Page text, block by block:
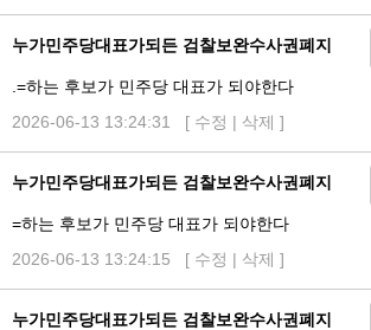
누가민주당대표가되든 검찰보완수사권폐지
.=하는 후보가 민주당 대표가 되야한다
2026-06-13 13:24:31 [ 수정 | 삭제 ]
누가민주당대표가되든 검찰보완수사권폐지
=하는 후보가 민주당 대표가 되야한다
2026-06-13 13:24:15 [ 수정 | 삭제 ]
누가민주당대표가되든 검찰보완수사권폐지